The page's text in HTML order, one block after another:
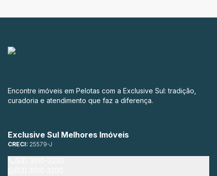
Encontre imóveis em Pelotas com a Exclusive Sul: tradição,
curadoria e atendimento que faz a diferença.
Exclusive Sul Melhores Imóveis
CRECI: 25579-J